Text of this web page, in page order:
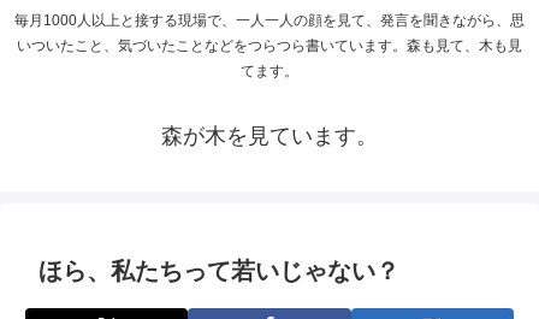
毎月1000人以上と接する現場で、一人一人の顔を見て、発言を聞きながら、思
いついたこと、気づいたことなどをつらつら書いています。森も見て、木も見
てます。
森が木を見ています。
ほら、私たちって若いじゃない？